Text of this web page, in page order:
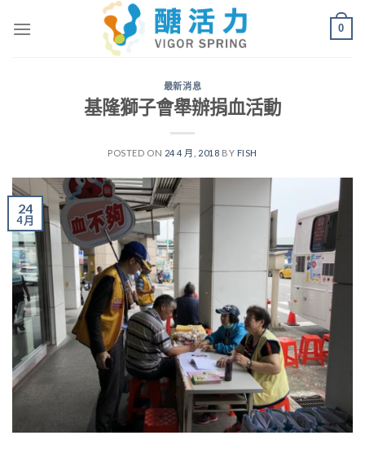
0
最新消息
基隆獅子會舉辦捐血活動
POSTED ON 24 4 月, 2018 BY FISH
24
4 月